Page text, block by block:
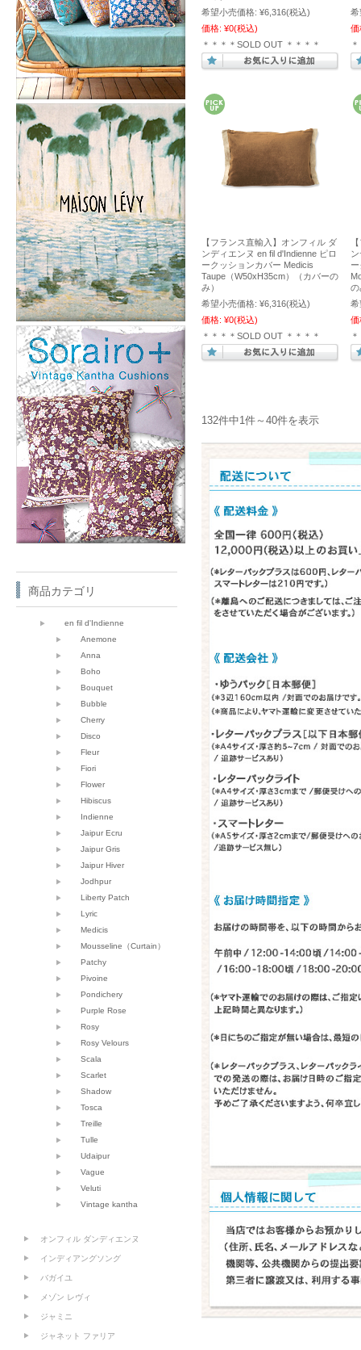
希望小売価格: ¥6,316(税込)
価格: ¥0(税込)
＊＊＊＊SOLD OUT ＊＊＊＊
希
価
【フランス直輸入】オンフィル ダ
ンディエンヌ en fil d'Indienne ピロ
ークッションカバー Medicis
Taupe（W50xH35cm）（カバーの
み）
希望小売価格: ¥6,316(税込)
価格: ¥0(税込)
＊＊＊＊SOLD OUT ＊＊＊＊
の
希
価
132件中1件～40件を表示
商品カテゴリ
en fil d'Indienne
Anemone
Anna
Boho
Bouquet
Bubble
Cherry
Disco
Fleur
Fiori
Flower
Hibiscus
Indienne
Jaipur Ecru
Jaipur Gris
Jaipur Hiver
Jodhpur
Liberty Patch
Lyric
Medicis
Mousseline（Curtain）
Patchy
Pivoine
Pondichery
Purple Rose
Rosy
Rosy Velours
Scala
Scarlet
Shadow
Tosca
Treille
Tulle
Udaipur
Vague
Veluti
Vintage kantha
オンフィル ダンディエンヌ
インディアングソング
バガイユ
メゾン レヴィ
ジャミニ
ジャネット ファリア